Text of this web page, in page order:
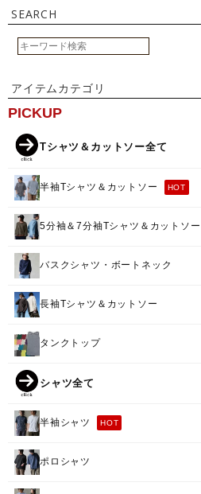
SEARCH
アイテムカテゴリ
PICKUP
Tシャツ＆カットソー全て
半袖Tシャツ＆カットソー HOT
5分袖＆7分袖Tシャツ＆カットソー
バスクシャツ・ボートネック
長袖Tシャツ＆カットソー
タンクトップ
シャツ全て
半袖シャツ HOT
ポロシャツ